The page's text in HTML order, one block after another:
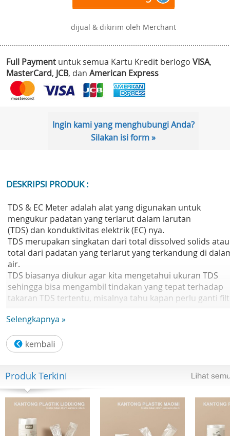
dijual & dikirim oleh Merchant
Full Payment untuk semua Kartu Kredit berlogo VISA,
MasterCard, JCB, dan American Express
Ingin kami yang menghubungi Anda?
Silakan isi form »
DESKRIPSI PRODUK :
TDS & EC Meter adalah alat yang digunakan untuk
mengukur padatan yang terlarut dalam larutan
(TDS) dan konduktivitas elektrik (EC) nya.
TDS merupakan singkatan dari total dissolved solids atau
total dari padatan yang terlarut yang terkandung di
air.
TDS biasanya diukur agar kita mengetahui ukuran TDS
sehingga bisa mengambil tindakan yang tepat terhadap
takaran TDS tertentu, misalnya tahu kapan perlu ganti
Digunakan untuk minuman atau makanan, kolam renang,
Sedangkan EC merupakan singkatan dari electrical
conductivity,
EC mengukur potensi material untuk menghantarkan
listrik.
EC digunakan para pembudidaya tanaman hidroponik
untuk mengetahui jumlah atau takaran ons per galon,
gram per liter, atau beberapa unit pengukuran lain.
Selengkapnya »
Produk Terkini